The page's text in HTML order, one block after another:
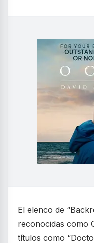
El elenco de
reconocidas como
títulos como